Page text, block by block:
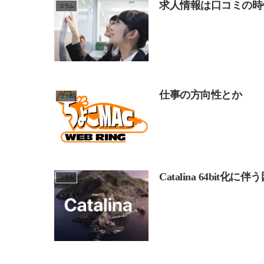
コラム 求人情報は口コミの
コラム 仕事の方向性とか
コラム Catalina 64bit化に伴